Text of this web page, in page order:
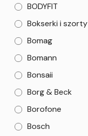
BODYFIT
Bokserki i szorty
Bomag
Bomann
Bonsaii
Borg & Beck
Borofone
Bosch